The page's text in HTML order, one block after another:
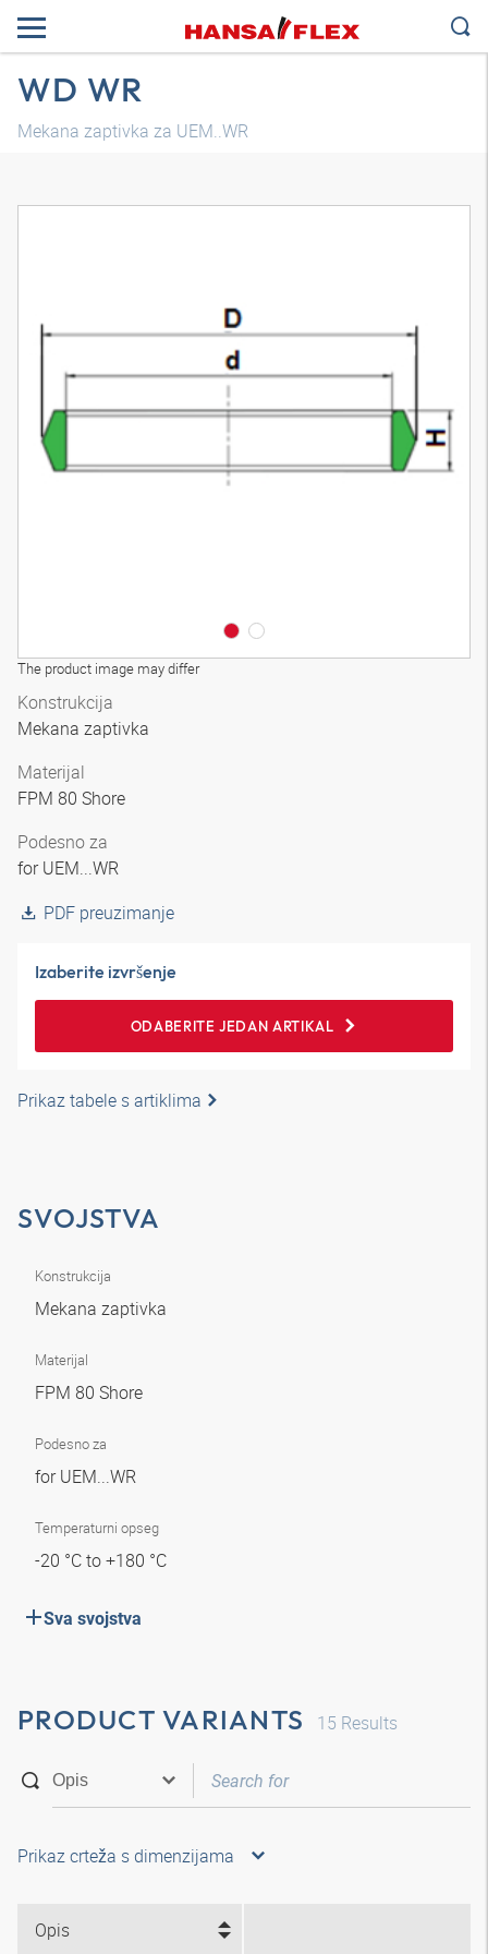
WD WR
Mekana zaptivka za UEM..WR
The product image may differ
Konstrukcija
Mekana zaptivka
Materijal
FPM 80 Shore
Podesno za
for UEM...WR
PDF preuzimanje
Izaberite izvršenje
ODABERITE JEDAN ARTIKAL
Prikaz tabele s artiklima
SVOJSTVA
Konstrukcija
Mekana zaptivka
Materijal
FPM 80 Shore
Podesno za
for UEM...WR
Temperaturni opseg
-20 °C to +180 °C
Sva svojstva
PRODUCT VARIANTS 15 Results
Prikaz crteža s dimenzijama
Opis